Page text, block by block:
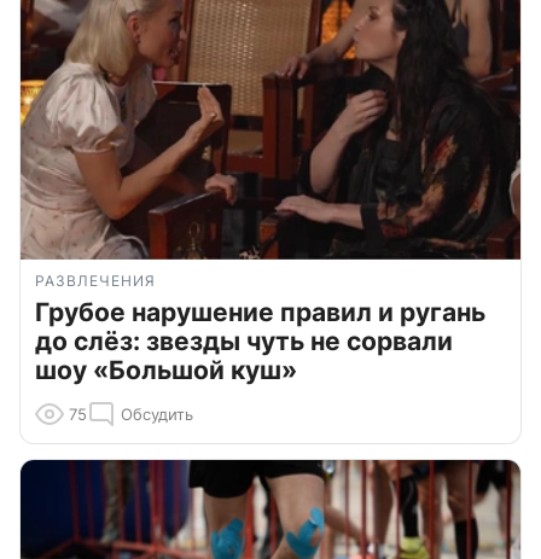
РАЗВЛЕЧЕНИЯ
Грубое нарушение правил и ругань
до слёз: звезды чуть не сорвали
шоу «Большой куш»
75 Обсудить